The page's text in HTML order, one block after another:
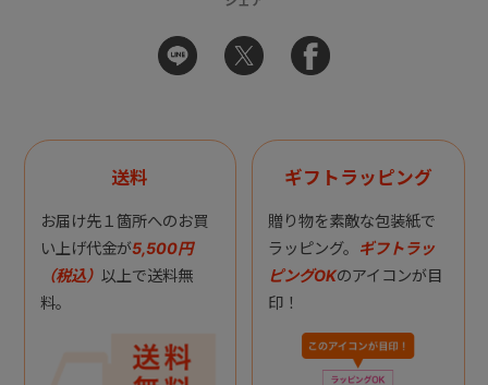
送料
お届け先１箇所へのお買
い上げ代金が5,500円
（税込） 以上で送料無
料。
ギフトラッピング
贈り物を素敵な包装紙で
ラッピング。 ギフトラッ
ピングOKのアイコンが目
印！